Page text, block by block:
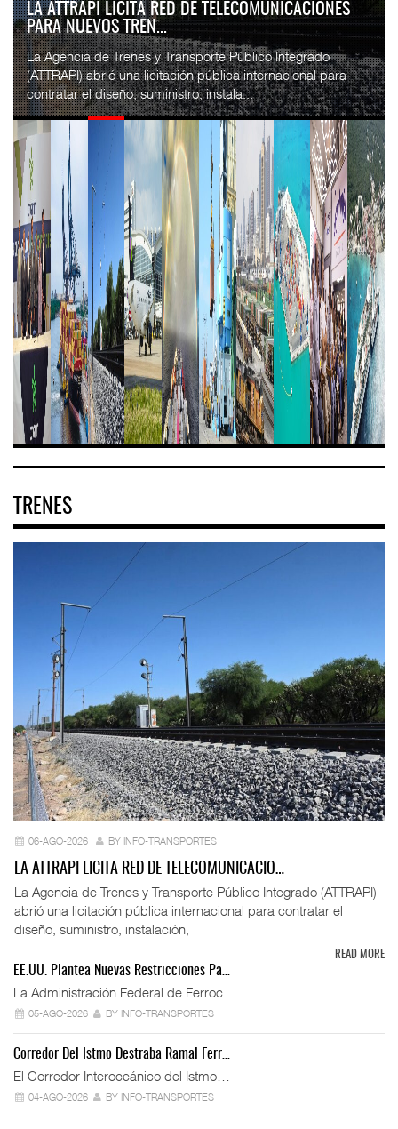
LA ATTRAPI LICITA RED DE TELECOMUNICACIONES
PARA NUEVOS TREN...
La Agencia de Trenes y Transporte Público Integrado
(ATTRAPI) abrió una licitación pública internacional para
contratar el diseño, suministro, instala...
TRENES
06-AGO-2026 BY INFO-TRANSPORTES
LA ATTRAPI LICITA RED DE TELECOMUNICACIO…
La Agencia de Trenes y Transporte Público Integrado (ATTRAPI)
abrió una licitación pública internacional para contratar el
diseño, suministro, instalación,
READ MORE
EE.UU. Plantea Nuevas Restricciones Pa…
La Administración Federal de Ferroc…
05-AGO-2026 BY INFO-TRANSPORTES
Corredor Del Istmo Destraba Ramal Ferr…
El Corredor Interoceánico del Istmo…
04-AGO-2026 BY INFO-TRANSPORTES